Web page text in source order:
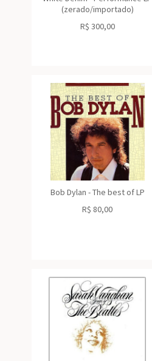
(zerado/importado)
R$ 300,00
Bob Dylan - The best of LP
R$ 80,00